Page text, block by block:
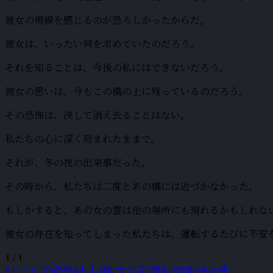
彼女の視線を感じるのが恐ろしかったからだ。
彼女は、いったい何を求めていたのだろう。
それを知ることは、今後の私にはできないだろう。
彼女の思いは、今もこの橋の上に残っているのだろう。
その恐怖は、決して消え去ることはない。
私たちの心に深く刻まれたままで。
それが、冬の夜の出来事だった。
その時から、私たちは二度とあの橋には近づかなかった。
もしかすると、あの女の霊は他の場所にも現れるかもしれな
彼女の存在を知ってしまった私たちは、運転するたびに不安
1 / 1
#ドライブ#恐怖#友人 #橋#女の霊#運転#堤防#冬の夜